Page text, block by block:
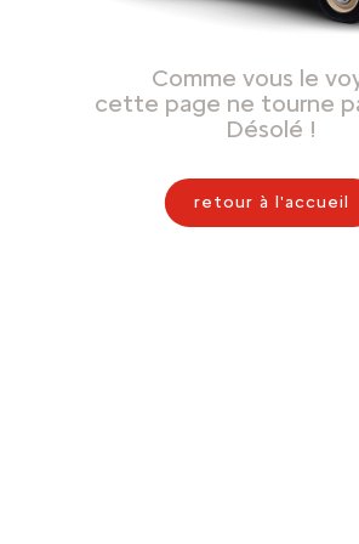
Comme vous le
cette page ne tourne
Désolé !
retour à l'accueil